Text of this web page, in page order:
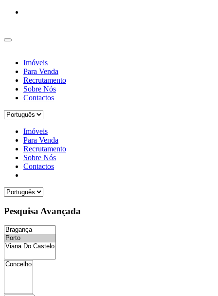
Imóveis
Para Venda
Recrutamento
Sobre Nós
Contactos
Imóveis
Para Venda
Recrutamento
Sobre Nós
Contactos
Pesquisa Avançada